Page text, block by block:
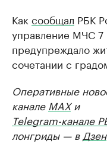
Как сообщал РБК
управление МЧС 7
предупреждало
сочетании с
Оперативные
канале MAXи
Telegram-канале
лонгриды — в Дзен